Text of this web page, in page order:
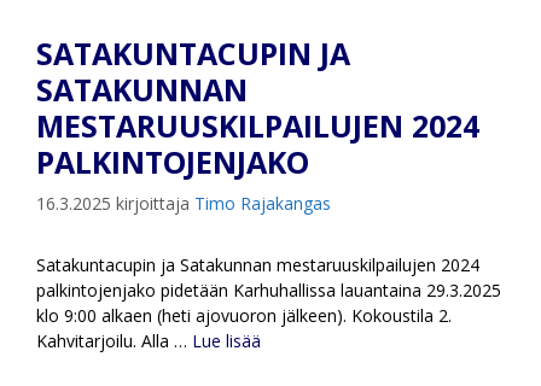
SATAKUNTACUPIN JA
SATAKUNNAN
MESTARUUSKILPAILUJEN 2024
PALKINTOJENJAKO
16.3.2025 kirjoittaja Timo Rajakangas
Satakuntacupin ja Satakunnan mestaruuskilpailujen 2024
palkintojenjako pidetään Karhuhallissa lauantaina 29.3.2025
klo 9:00 alkaen (heti ajovuoron jälkeen). Kokoustila 2.
Kahvitarjoilu. Alla … Lue lisää